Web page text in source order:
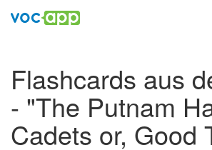
Flashcards aus
- "The Putnam
Cadets or, Good